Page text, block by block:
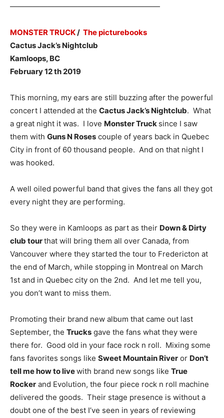
————————————————————
MONSTER TRUCK/ The picturebooks
Cactus Jack’s Nightclub
Kamloops, BC
February 12 th 2019
This morning, my ears are still buzzing after the powerful
concert I attended at the Cactus Jack’s Nightclub. What
a great night it was. I love Monster Truck since I saw
them with Guns N Roses couple of years back in Quebec
City in front of 60 thousand people. And on that night I
was hooked.
A well oiled powerful band that gives the fans all they got
every night they are performing.
So they were in Kamloops as part as their Down & Dirty
club tourthat will bring them all over Canada, from
Vancouver where they started the tour to Fredericton at
the end of March, while stopping in Montreal on March
1st and in Quebec city on the 2nd. And let me tell you,
you don’t want to miss them.
Promoting their brand new album that came out last
September, the Trucks gave the fans what they were
there for. Good old in your face rock n roll. Mixing some
fans favorites songs like Sweet Mountain River or Don’t
tell me how to livewith brand new songs like True
Rocker and Evolution, the four piece rock n roll machine
delivered the goods. Their stage presence is without a
doubt one of the best I’ve seen in years of reviewing